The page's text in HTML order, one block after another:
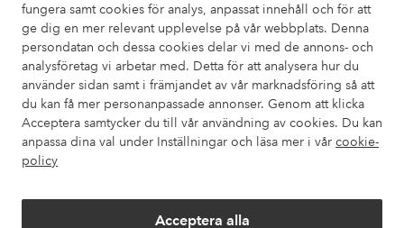
fungera samt cookies för analys, anpassat innehåll och för att
ge dig en mer relevant upplevelse på vår webbplats. Denna
persondatan och dessa cookies delar vi med de annons- och
analysföretag vi arbetar med. Detta för att analysera hur du
använder sidan samt i främjandet av vår marknadsföring så att
du kan få mer personanpassade annonser. Genom att klicka
Acceptera samtycker du till vår användning av cookies. Du kan
anpassa dina val under Inställningar och läsa mer i vår cookie-
policy
Acceptera alla
Kundservice Beställning Betalsätt
Mina sidor
Om Ellos